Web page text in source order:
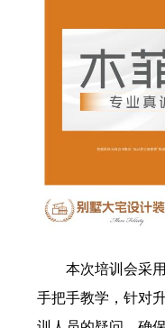
本次培训会采
手把手教学，针对